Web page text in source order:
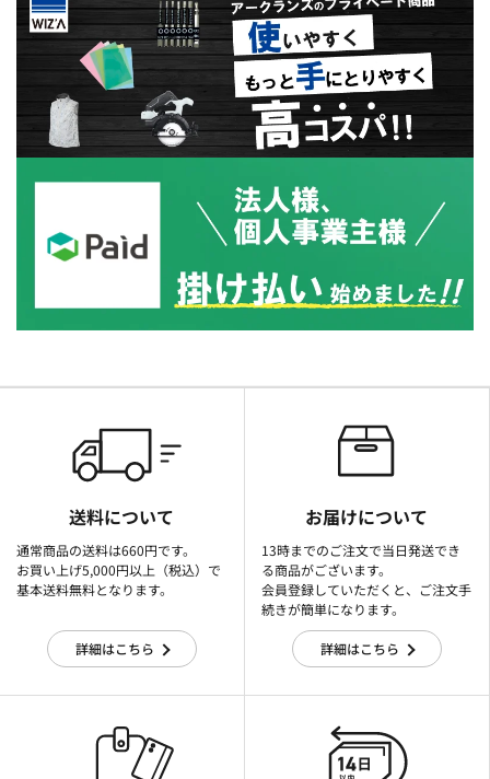
送料について
通常商品の送料は660円です。
お買い上げ5,000円以上（税込）で
基本送料無料となります。
詳細はこちら
お届けについて
13時までのご注文で当日発送でき
る商品がございます。
会員登録していただくと、ご注文手
続きが簡単になります。
詳細はこちら